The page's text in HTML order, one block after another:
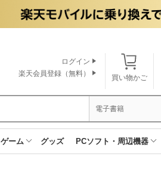
買い物かご
ログイン
楽天会員登録（無料）
電子書籍
ゲーム グッズ PCソフト・周辺機器